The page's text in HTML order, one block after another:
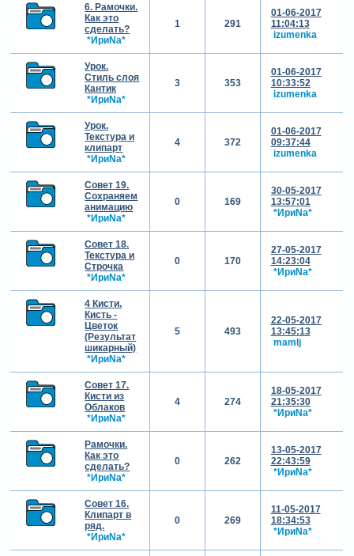
6. Рамочки.
Как это
сделать?
*ИриNа*
1 291
01-06-2017
11:04:13
izumenka
Урок.
Стиль слоя
Кантик
*ИриNа*
3 353
01-06-2017
10:33:52
izumenka
Урок.
Текстура и
клипарт
*ИриNа*
4 372
01-06-2017
09:37:44
izumenka
Совет 19.
Сохраняем
анимацию
*ИриNа*
0 169
30-05-2017
13:57:01
*ИриNа*
Совет 18.
Текстура и
Строчка
*ИриNа*
0 170
27-05-2017
14:23:04
*ИриNа*
4 Кисти.
Кисть -
Цветок
(Результат
шикарный)
*ИриNа*
5 493
22-05-2017
13:45:13
mamlj
Совет 17.
Кисти из
Облаков
*ИриNа*
4 274
18-05-2017
21:35:30
*ИриNа*
Рамочки.
Как это
сделать?
*ИриNа*
0 262
13-05-2017
22:43:59
*ИриNа*
Совет 16.
Клипарт в
ряд.
*ИриNа*
0 269
11-05-2017
18:34:53
*ИриNа*